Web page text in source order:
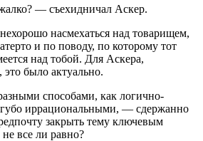
— съехидничал Аскер.
насмехаться над товарищем,
и по поводу, по которому тот
над тобой. Для Аскера,
было актуально.
способами, как логично-
иррациональными, — сдержанно
закрыть тему ключевым
все ли равно?